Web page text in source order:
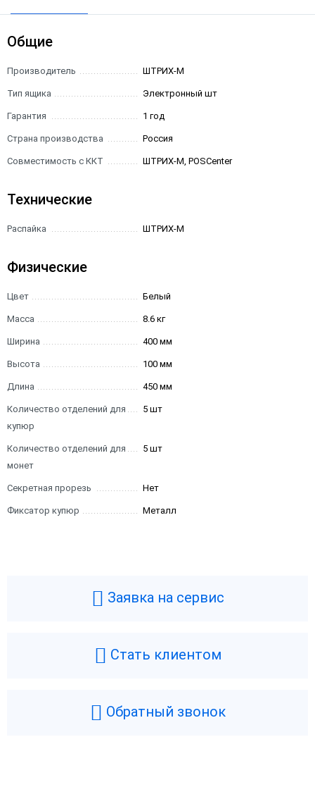
Общие
Производитель ШТРИХ-М
Тип ящика Электронный шт
Гарантия 1 год
Страна производства Россия
Совместимость с ККТ ШТРИХ-М, POSCenter
Технические
Распайка ШТРИХ-М
Физические
Цвет Белый
Масса 8.6 кг
Ширина 400 мм
Высота 100 мм
Длина 450 мм
Количество отделений для
купюр
5 шт
Количество отделений для
монет
5 шт
Секретная прорезь Нет
Фиксатор купюр Металл
Заявка на сервис
Стать клиентом
Обратный звонок